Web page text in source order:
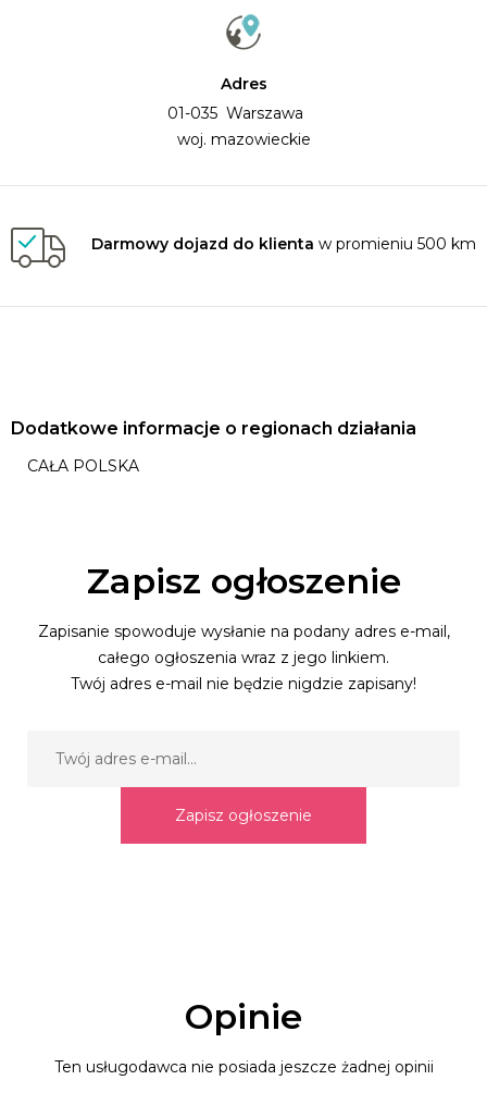
Adres
01-035 Warszawa
woj. mazowieckie
Darmowy dojazd do klienta w promieniu 500 km
Dodatkowe informacje o regionach działania
CAŁA POLSKA
Zapisz ogłoszenie
Zapisanie spowoduje wysłanie na podany adres e-mail,
całego ogłoszenia wraz z jego linkiem.
Twój adres e-mail nie będzie nigdzie zapisany!
Zapisz ogłoszenie
Opinie
Ten usługodawca nie posiada jeszcze żadnej opinii